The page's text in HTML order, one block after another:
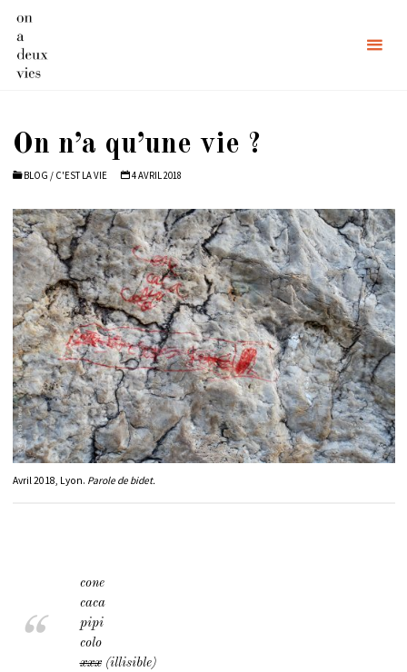
content
On n’a qu’une vie ?
BLOG / C'EST LA VIE 4 AVRIL 2018
Avril 2018, Lyon. Parole de bidet.
cone
caca
pipi
colo
xxx(illisible)